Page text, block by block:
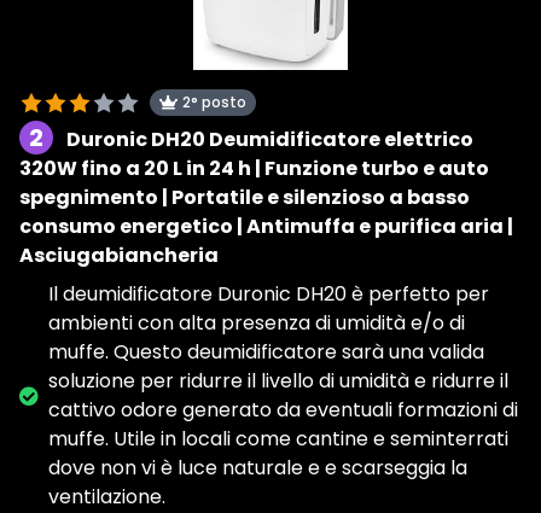
2° posto
2
Duronic DH20 Deumidificatore elettrico
320W fino a 20 L in 24 h | Funzione turbo e auto
spegnimento | Portatile e silenzioso a basso
consumo energetico | Antimuffa e purifica aria |
Asciugabiancheria
Il deumidificatore Duronic DH20 è perfetto per
ambienti con alta presenza di umidità e/o di
muffe. Questo deumidificatore sarà una valida
soluzione per ridurre il livello di umidità e ridurre il
cattivo odore generato da eventuali formazioni di
muffe. Utile in locali come cantine e seminterrati
dove non vi è luce naturale e e scarseggia la
ventilazione.